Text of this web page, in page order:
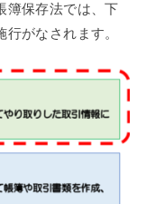
簿保存法では、下
がなされます。